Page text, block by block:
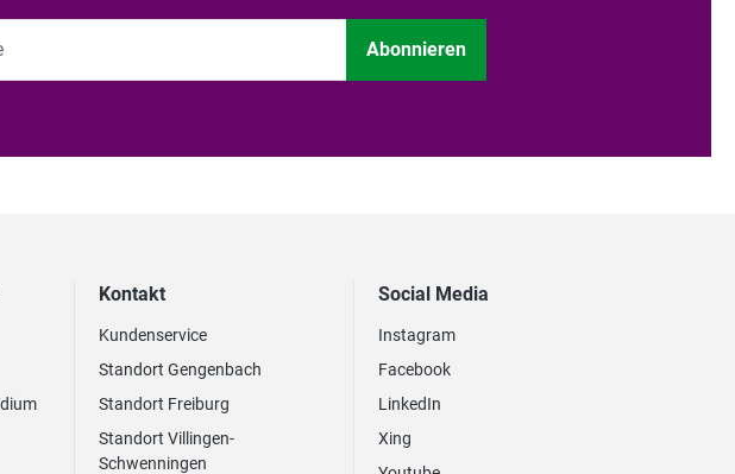
Abonnieren
Kontakt
Kundenservice
Standort Gengenbach
Standort Freiburg
Standort Villingen-
Schwenningen
Social Media
Instagram
Facebook
LinkedIn
Xing